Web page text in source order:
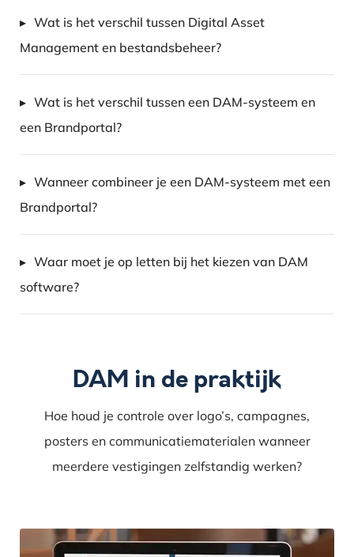
Wat is het verschil tussen Digital Asset
Management en bestandsbeheer?
Wat is het verschil tussen een DAM-systeem en
een Brandportal?
Wanneer combineer je een DAM-systeem met een
Brandportal?
Waar moet je op letten bij het kiezen van DAM
software?
DAM in de praktijk
Hoe houd je controle over logo’s, campagnes,
posters en communicatiematerialen wanneer
meerdere vestigingen zelfstandig werken?
Prindustry